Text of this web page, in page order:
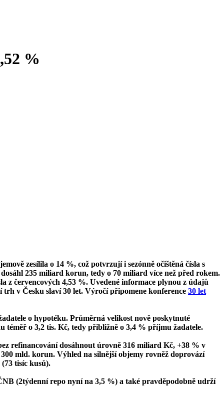
%
zesílila o 14 %, což potvrzují i sezónně očištěná čísla s
235 miliard korun, tedy o 70 miliard více než před rokem.
z červencových 4,53 %. Uvedené informace plynou z údajů
v Česku slaví 30 let. Výročí připomene konference 30 let
o hypotéku. Průměrná velikost nově poskytnuté
o 3,2 tis. Kč, tedy přibližně o 3,4 % příjmu žadatele.
refinancování dosáhnout úrovně 316 miliard Kč, +38 % v
mld. korun. Výhled na silnější objemy rovněž doprovází
tisíc kusů).
(2týdenní repo nyní na 3,5 %) a také pravděpodobně udrží